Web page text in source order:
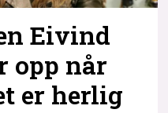
Eivind
opp når
er herlig